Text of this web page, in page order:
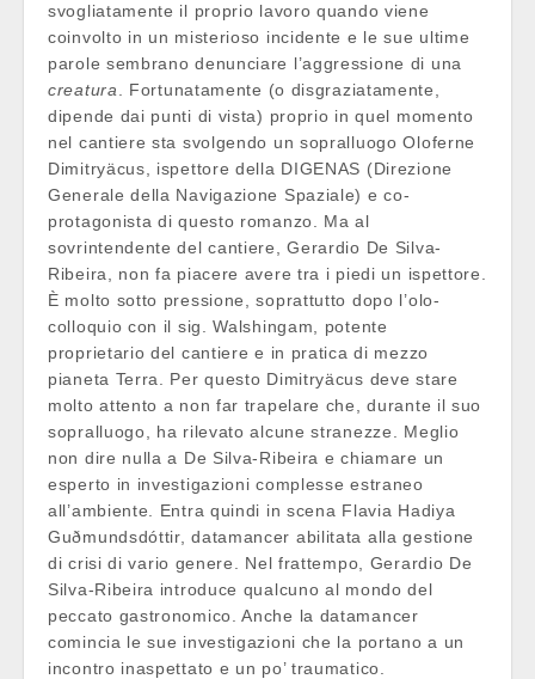
svogliatamente il proprio lavoro quando viene
coinvolto in un misterioso incidente e le sue ultime
parole sembrano denunciare l’aggressione di una
creatura
. Fortunatamente (o disgraziatamente,
dipende dai punti di vista) proprio in quel momento
nel cantiere sta svolgendo un sopralluogo Oloferne
Dimitryäcus, ispettore della DIGENAS (Direzione
Generale della Navigazione Spaziale) e co-
protagonista di questo romanzo. Ma al
sovrintendente del cantiere, Gerardio De Silva-
Ribeira, non fa piacere avere tra i piedi un ispettore.
È molto sotto pressione, soprattutto dopo l’olo-
colloquio con il sig. Walshingam, potente
proprietario del cantiere e in pratica di mezzo
pianeta Terra. Per questo Dimitryäcus deve stare
molto attento a non far trapelare che, durante il suo
sopralluogo, ha rilevato alcune stranezze. Meglio
non dire nulla a De Silva-Ribeira e chiamare un
esperto in investigazioni complesse estraneo
all’ambiente. Entra quindi in scena Flavia Hadiya
Guðmundsdóttir, datamancer abilitata alla gestione
di crisi di vario genere. Nel frattempo, Gerardio De
Silva-Ribeira introduce qualcuno al mondo del
peccato gastronomico. Anche la datamancer
comincia le sue investigazioni che la portano a un
incontro inaspettato e un po’ traumatico.